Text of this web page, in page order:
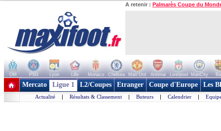
A retenir : Palmarès Coupe du
OM PSG Lyon Lille Monaco Chelsea Man Utd Arsenal Liverpool ManCity
+ de clubs
Mercato Ligue 1 L2/Coupes Etranger Coupe d'Europe Les
Actualité | Résultats & Classement | Buteurs | Calendrier |